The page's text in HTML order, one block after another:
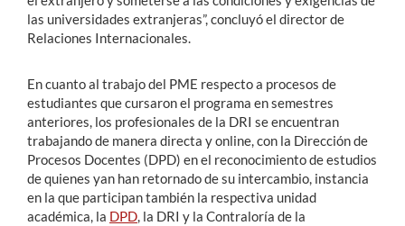
las universidades extranjeras”, concluyó el director de
Relaciones Internacionales.
En cuanto al trabajo del PME respecto a procesos de
estudiantes que cursaron el programa en semestres
anteriores, los profesionales de la DRI se encuentran
trabajando de manera directa y online, con la Dirección de
Procesos Docentes (DPD) en el reconocimiento de estudios
de quienes yan han retornado de su intercambio, instancia
en la que participan también la respectiva unidad
académica, la DPD, la DRI y la Contraloría de la